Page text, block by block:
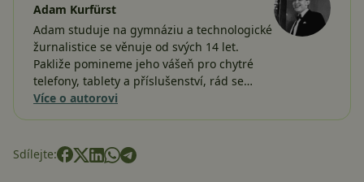
Adam Kurfürst
Adam studuje na gymnáziu a technologické
žurnalistice se věnuje od svých 14 let.
Pakliže pomineme jeho vášeň pro chytré
telefony, tablety a příslušenství, rád se…
Více o autorovi
Sdílejte: